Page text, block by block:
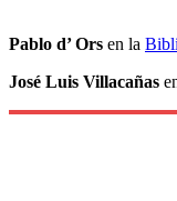
Pablo d’ Ors en la
José Luis Villacañas